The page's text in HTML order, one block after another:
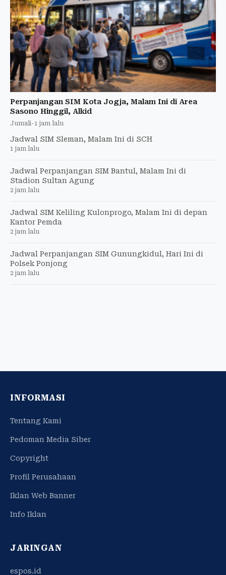
Perpanjangan SIM Kota Jogja, Malam Ini di Area
Sasono Hinggil, Alkid
Jumali-1 jam lalu
Jadwal SIM Sleman, Malam Ini di SCH
1 jam lalu
Jadwal Perpanjangan SIM Bantul, Malam Ini di
Stadion Sultan Agung
2 jam lalu
Jadwal SIM Keliling Kulonprogo, Malam Ini di depan
Kantor Pemda
2 jam lalu
Jadwal Perpanjangan SIM Gunungkidul, Hari Ini di
Polsek Ponjong
2 jam lalu
INFORMASI
Tentang Kami
Pedoman Media Siber
Copyright
Profil Perusahaan
Iklan Web Banner
Info Iklan
JARINGAN
espos.id